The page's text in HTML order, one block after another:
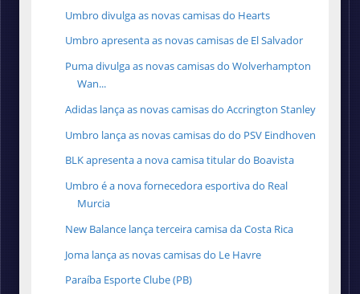
Umbro divulga as novas camisas do Hearts
Umbro apresenta as novas camisas de El Salvador
Puma divulga as novas camisas do Wolverhampton
Wan...
Adidas lança as novas camisas do Accrington Stanley
Umbro lança as novas camisas do do PSV Eindhoven
BLK apresenta a nova camisa titular do Boavista
Umbro é a nova fornecedora esportiva do Real
Murcia
New Balance lança terceira camisa da Costa Rica
Joma lança as novas camisas do Le Havre
Paraíba Esporte Clube (PB)